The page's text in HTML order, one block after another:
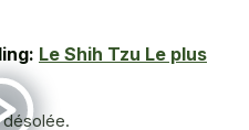
Le Shih Tzu Le plus